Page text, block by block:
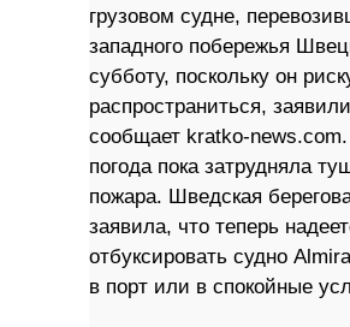
грузовом судне,
западного побережья
субботу, поскольку он
распространиться,
сообщает kratko-
погода пока затрудняла
пожара. Шведская
заявила, что теперь
отбуксировать судно
в порт или в спокойные